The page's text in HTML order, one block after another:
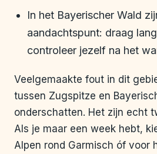
In het Bayerischer Wald
aandachtspunt: draag
controleer jezelf na het
Veelgemaakte fout in dit
tussen Zugspitze en
onderschatten. Het zijn echt
Als je maar een week hebt,
Alpen rond Garmisch óf voor